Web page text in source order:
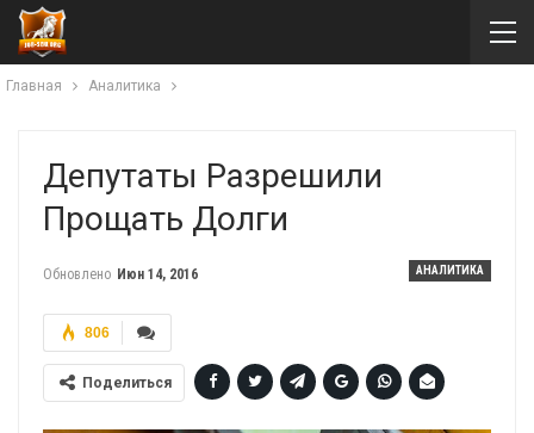
Главная Аналитика
Депутаты Разрешили
Прощать Долги
АНАЛИТИКА
Обновлено Июн 14, 2016
806
Поделиться